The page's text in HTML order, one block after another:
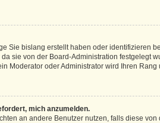
Sie bislang erstellt haben oder identifizieren
sie von der Board-Administration festgelegt
Moderator oder Administrator wird Ihren
mich anzumelden.
an andere Benutzer nutzen, falls diese